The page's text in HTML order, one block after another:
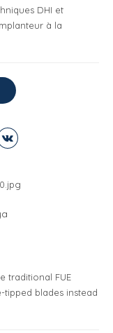
DHI et
à la
traditional FUE
blades instead